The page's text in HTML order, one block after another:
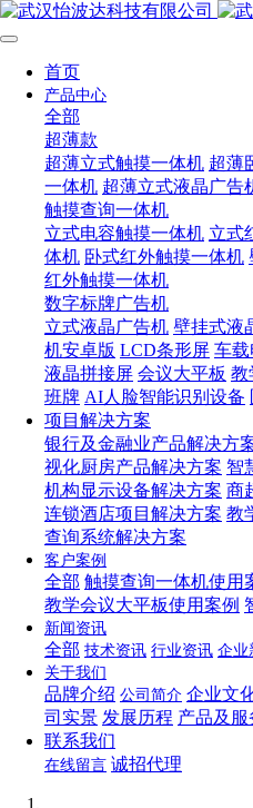
首页
产品中心
全部
超薄款
超薄立式触摸一体机 超薄
一体机 超薄立式液晶广告
触摸查询一体机
立式电容触摸一体机 立式
体机 卧式红外触摸一体机
红外触摸一体机
数字标牌广告机
立式液晶广告机 壁挂式液
机安卓版 LCD条形屏 车
液晶拼接屏 会议大平板 教
班牌 AI人脸智能识别设备
项目解决方案
银行及金融业产品解决方
视化厨房产品解决方案 智
机构显示设备解决方案 商
连锁酒店项目解决方案 教
查询系统解决方案
客户案例
全部 触摸查询一体机使用
教学会议大平板使用案例
新闻资讯
全部 技术资讯 行业资讯 企业
关于我们
品牌介绍 公司简介 企业文
司实景 发展历程 产品及服
联系我们
在线留言 诚招代理